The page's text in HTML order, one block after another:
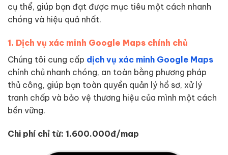
cụ thể, giúp bạn đạt được mục tiêu một cách nhanh
chóng và hiệu quả nhất.
1. Dịch vụ xác minh Google Maps chính chủ
Chúng tôi cung cấp dịch vụ xác minh Google Maps
chính chủ nhanh chóng, an toàn bằng phương pháp
thủ công, giúp bạn toàn quyền quản lý hồ sơ, xử lý
tranh chấp và bảo vệ thương hiệu của mình một cách
bền vững.
Chi phí chỉ từ: 1.600.000đ/map